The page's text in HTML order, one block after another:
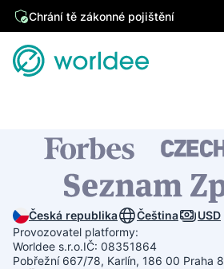
Chrání tě zákonné pojištění
Česká republika Čeština
USD
Provozovatel platformy:
Worldee s.r.o.IČ: 08351864
Pobřežní 667/78, Karlín, 186 00 Praha 8